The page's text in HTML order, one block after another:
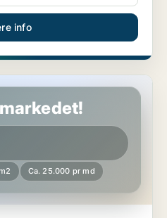
info
Ca. 25.000 pr md